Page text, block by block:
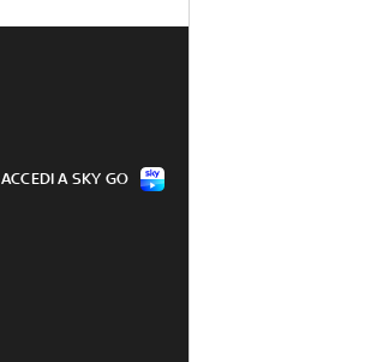
ACCEDI A SKY GO